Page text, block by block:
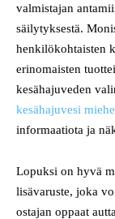
valmistajan
säilytyksestä.
henkilökohtaisten
erinomaisten
kesähajuveden
kesähajuvesi
informaatiota ja
Lopuksi on hyvä
lisävaruste, joka
ostajan oppaat